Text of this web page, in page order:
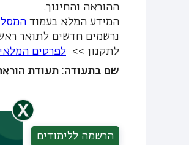
ההוראה והחינוך.
המידע המלא בעמוד
נרשמים חדשים לתואר
לתקנון >> לפרטים
שם בתעודה: תעודת
הרשמה ללימודים